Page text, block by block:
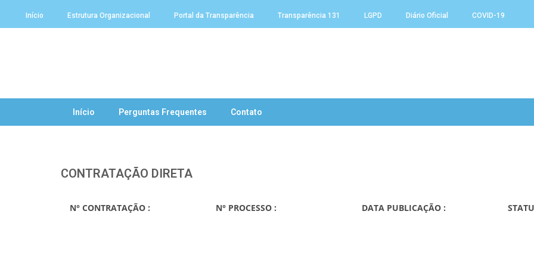
Início Estrutura Organizacional Portal da Transparência Transparência 131 LGPD Diário Oficial COVID-19
Início Perguntas Frequentes Contato
CONTRATAÇÃO DIRETA
N° CONTRATAÇÃO : N° PROCESSO : DATA PUBLICAÇÃO :